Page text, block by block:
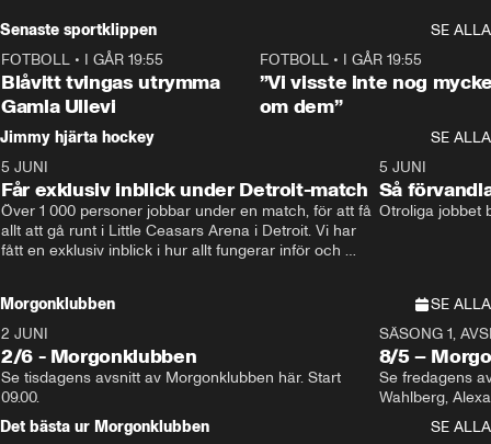
Senaste sportklippen
SE ALLA
FOTBOLL • I GÅR 19:55
Blåvitt tvingas utrymma
Gamla Ullevi
FOTBOLL• I GÅR 19:55
”Vi visste inte nog
om dem”
Jimmy hjärta hockey
SE ALLA
5 JUNI
Får exklusiv inblick under Detroit-match
Över 1 000 personer jobbar under en match, för att få
allt att gå runt i Little Ceasars Arena i Detroit. Vi har
fått en exklusiv inblick i hur allt fungerar inför och
5 JUNI
Så
Otroliga jobbet
Morgonklubben
SE ALLA
2 JUNI
2/6 - Morgonklubben
Se tisdagens avsnitt av Morgonklubben här. Start
SÄSONG 1,
8/5 –
Se fredagens
Det bästa ur Morgonklubben
SE ALLA